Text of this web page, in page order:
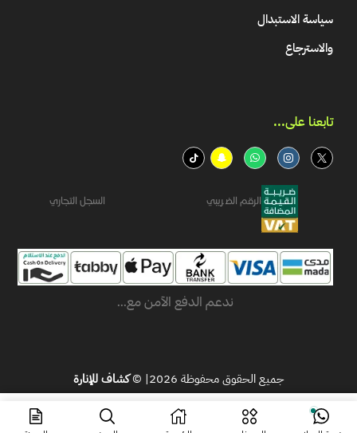
ر.س اشتر الآن
سياسة الاستبدال
والاسترجاع
تابعنا على...​
الرقم الضريبي السجل التجاري
ندعم الدفع الآمن مع...
جميع الحقوق محفوظة 2026| © كشاف للإنارة